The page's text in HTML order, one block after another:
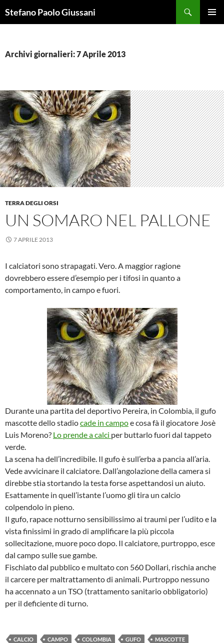
alStefano Paolo Giussani
Archivi giornalieri: 7 Aprile 2013
TERRA DEGLI ORSI
UN SOMARO NEL PALLONE
7 APRILE 2013
I calciatori sono strapagati. Vero. A maggior ragione
dovrebbero essere d’esempio per i tifosi in quanto a
comportamento, in campo e fuori.
Durante una partita del deportivo Pereira, in Colombia, il gufo
mascotte dello stadiocade in campoe cosa fà il giocatore Josè
Luis Moreno? Lo prende a calci per buttarlo fuori dal tappeto
verde.
La scena ha dell’incredibile. Il gufo è sull’erba a pancia all’aria.
Vede avvicinare il calciatore. Dall’angolazione della camera si
direbbe stia stortando la testa forse aspettandosi un aiuto.
Esattamente in quell’istante l’uomo gli tira un calcio
colpendolo in pieno.
Il gufo, rapace notturno sensibilissimo ai traumi per l’udito e la
vista finissimi in grado di amplificare la più piccola
sollecitazione, muore poco dopo. Il calciatore, purtroppo, esce
dal campo sulle sue gambe.
Fischiato dal pubblico e multato con 560 Dollari, rischia anche
il carcere per maltrattamento di animali. Purtroppo nessuno
ha accennato a un TSO (trattamento sanitario obbligatorio)
per il deficiente di turno.
CALCIO CAMPO COLOMBIA GUFO
MASCOTTE